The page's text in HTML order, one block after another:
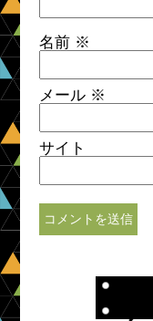
名前 ※
メール ※
サイト